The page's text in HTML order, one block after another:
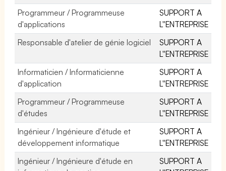
Programmeur / Programmeuse
d'applications
SUPPORT A
L''ENTREPRISE
Responsable d'atelier de génie logiciel
SUPPORT A
L''ENTREPRISE
Informaticien / Informaticienne
d'application
SUPPORT A
L''ENTREPRISE
Programmeur / Programmeuse
d'études
SUPPORT A
L''ENTREPRISE
Ingénieur / Ingénieure d'étude et
développement informatique
SUPPORT A
L''ENTREPRISE
Ingénieur / Ingénieure d'étude en
SUPPORT A